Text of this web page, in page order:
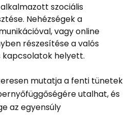
szociális
Nehézségek a
vagy online
részesítése a valós
helyett.
mutatja a fenti tünetek
utalhat, és
az egyensúly